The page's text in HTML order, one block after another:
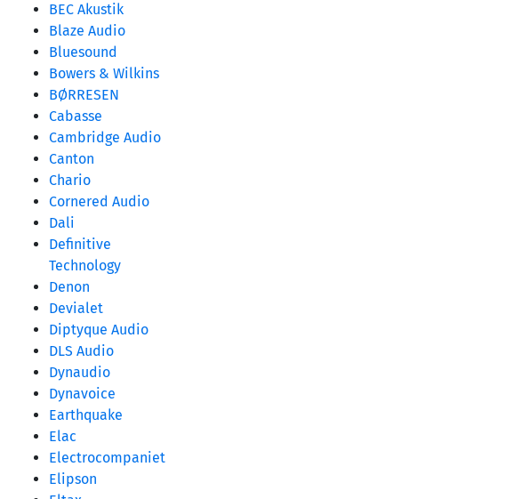
BEC Akustik
Blaze Audio
Bluesound
Bowers & Wilkins
BØRRESEN
Cabasse
Cambridge Audio
Canton
Chario
Cornered Audio
Dali
Definitive
Technology
Denon
Devialet
Diptyque Audio
DLS Audio
Dynaudio
Dynavoice
Earthquake
Elac
Electrocompaniet
Elipson